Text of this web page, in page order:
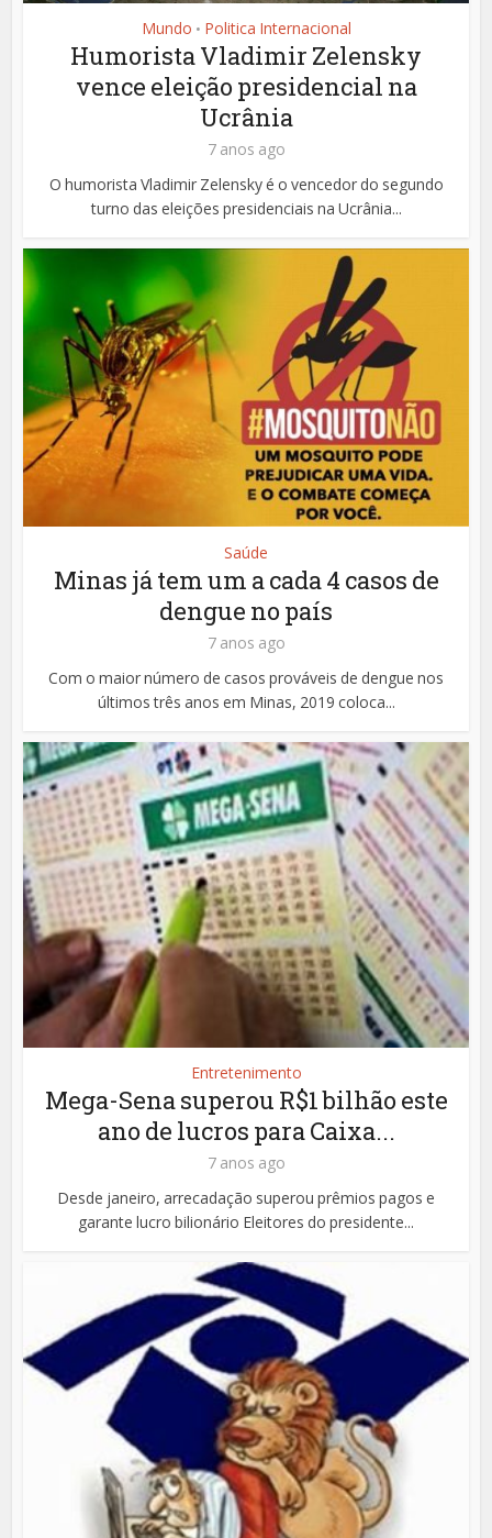
Mundo • Politica Internacional
Humorista Vladimir Zelensky
vence eleição presidencial na
Ucrânia
7 anos ago
O humorista Vladimir Zelensky é o vencedor do segundo
turno das eleições presidenciais na Ucrânia...
Saúde
Minas já tem um a cada 4 casos de
dengue no país
7 anos ago
Com o maior número de casos prováveis de dengue nos
últimos três anos em Minas, 2019 coloca...
Entretenimento
Mega-Sena superou R$1 bilhão este
ano de lucros para Caixa...
7 anos ago
Desde janeiro, arrecadação superou prêmios pagos e
garante lucro bilionário Eleitores do presidente...